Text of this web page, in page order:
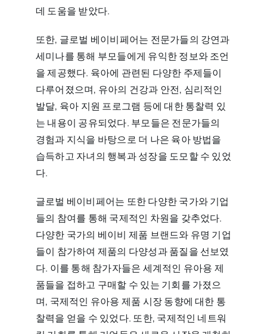
데 도움을 받았다.
또한, 글로벌 베이비페어는 전문가들의 강연과
세미나를 통해 부모들에게 유익한 정보와 조언
을 제공했다. 육아에 관련된 다양한 주제들이
다루어졌으며, 유아의 건강과 안전, 심리적인
발달, 육아 지원 프로그램 등에 대한 통찰력 있
는 내용이 공유되었다. 부모들은 전문가들의
경험과 지식을 바탕으로 더 나은 육아 방법을
습득하고 자녀의 행복과 성장을 도모할 수 있었
다.
글로벌 베이비페어는 또한 다양한 국가와 기업
들의 참여를 통해 국제적인 차원을 갖추었다.
다양한 국가의 베이비 제품 브랜드와 유명 기업
들이 참가하여 제품의 다양성과 품질을 선보였
다. 이를 통해 참가자들은 세계적인 유아용 제
품들을 접하고 구매할 수 있는 기회를 가졌으
며, 국제적인 유아용 제품 시장 동향에 대한 통
찰력을 얻을 수 있었다. 또한, 국제적인 네트워